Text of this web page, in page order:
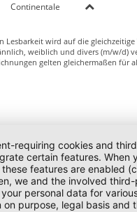
Continentale
Lesbarkeit wird auf die
weiblich und divers (m/w/d)
gelten gleichermaßen für
requiring cookies and
certain features. When
features are enabled
we and the involved
personal data for
on purpose, legal basis and